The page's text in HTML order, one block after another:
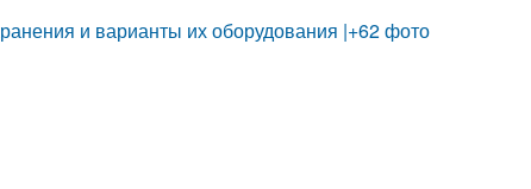
и варианты их оборудования |+62 фото